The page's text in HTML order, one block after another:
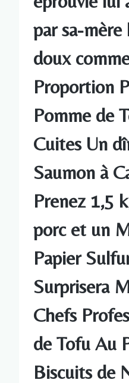
par sa-mère
doux
Proportion
Pomme de
Cuites Un
Saumon à
Prenez 1,5
porc et un
Papier
Surprisera
Chefs
de Tofu Au
Biscuits de